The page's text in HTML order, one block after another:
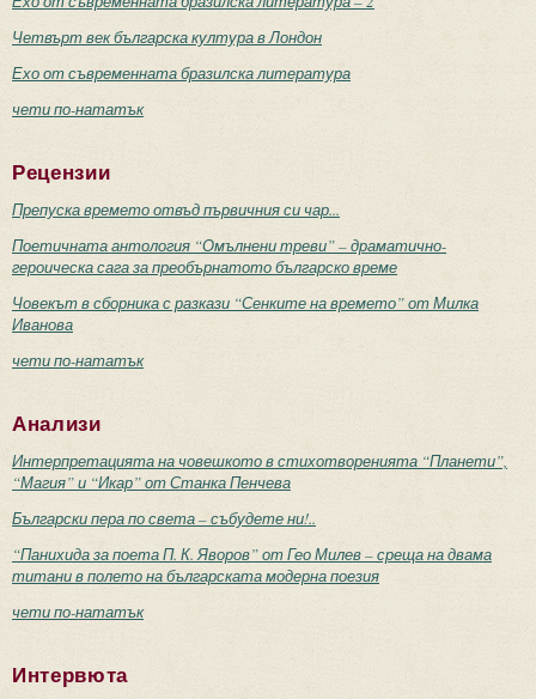
Четвърт век българска култура в Лондон
Ехо от съвременната бразилска литература
чети по-нататък
Рецензии
Препуска времето отвъд първичния си чар...
Поетичната антология “Омълнени треви” – драматично-
героическа сага за преобърнатото българско време
Човекът в сборника с разкази “Сенките на времето” от Милка
Иванова
чети по-нататък
Анализи
Интерпретацията на човешкото в стихотворенията “Планети”,
“Магия” и “Икар” от Станка Пенчева
Български пера по света – събудете ни!..
“Панихида за поета П. К. Яворов” от Гео Милев – среща на двама
титани в полето на българската модерна поезия
чети по-нататък
Интервюта